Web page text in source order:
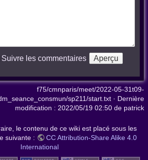
Suivre les commentaires
f75/cmnparis/meet/2022-05-31t09-
sp211/start.txt · Dernière
modification : 2022/05/19 02:50 de patrick
le contenu de ce wiki est placé sous les
suivante :
CC Attribution-Share Alike 4.0
International